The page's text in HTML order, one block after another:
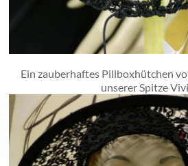
Ein zauberhaftes Pillboxhütchen
unserer Spitze